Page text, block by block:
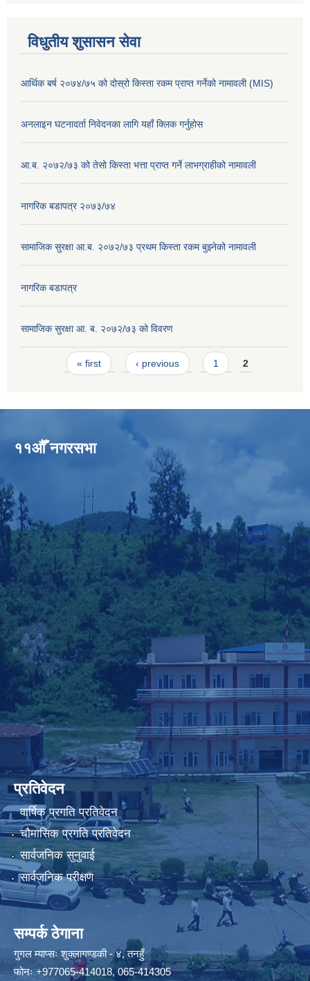
विधुतीय शुसासन सेवा
आर्थिक बर्ष २०७४/७५ को दोस्रो किस्ता रकम प्राप्त गर्नेको नामावली (MIS)
अनलाइन घटनादर्ता निवेदनका लागि यहाँ क्लिक गर्नुहोस
आ.ब. २०७२/७३ को तेसो किस्ता भत्ता प्राप्त गर्ने लाभग्राहीको नामावली
नागरिक बडापत्र २०७३/७४
सामाजिक सुरक्षा आ.ब. २०७२/७३ प्रथम किस्ता रकम बुझ्नेको नामावली
नागरिक बडापत्र
सामाजिक सुरक्षा आ. ब. २०७२/७३ को विवरण
Pages« first ‹ previous 1 2
११औँ नगरसभा
प्रतिवेदन
वार्षिक प्रगति प्रतिवेदन
चौमासिक प्रगति प्रतिवेदन
सार्वजनिक सुनुवाई
सार्वजनिक परीक्षण
सम्पर्क ठेगाना
गुगल म्याप्सःशुक्लागण्डकी - ४, तनहुँ
फोनः+977065-414018,065-414305